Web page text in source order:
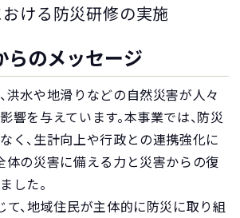
ける防災研修の実施
らのメッセージ
洪水や地滑りなどの自然災害が人々
響を与えています。本事業では、防災
く、生計向上や行政との連携強化に
体の災害に備える力と災害からの復
した。
、地域住民が主体的に防災に取り組